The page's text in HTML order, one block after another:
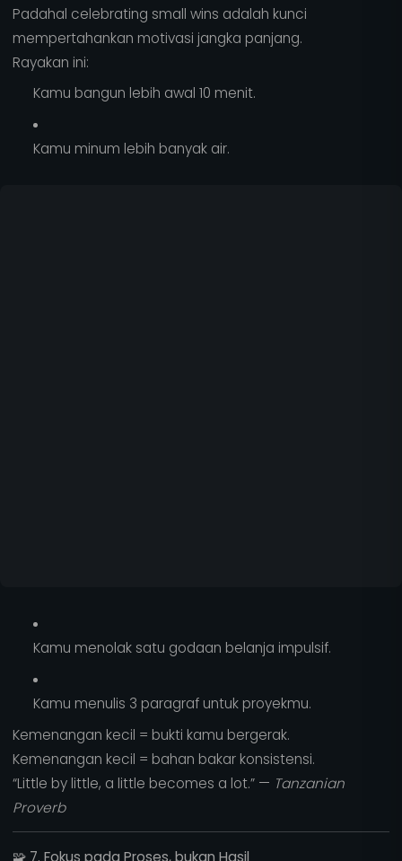
Padahal celebrating small wins adalah kunci
mempertahankan motivasi jangka panjang.
Rayakan ini:
Kamu bangun lebih awal 10 menit.
Kamu minum lebih banyak air.
Kamu menolak satu godaan belanja impulsif.
Kamu menulis 3 paragraf untuk proyekmu.
Kemenangan kecil = bukti kamu bergerak.
Kemenangan kecil = bahan bakar konsistensi.
“Little by little, a little becomes a lot.” — Tanzanian
Proverb
🧩 7. Fokus pada Proses, bukan Hasil